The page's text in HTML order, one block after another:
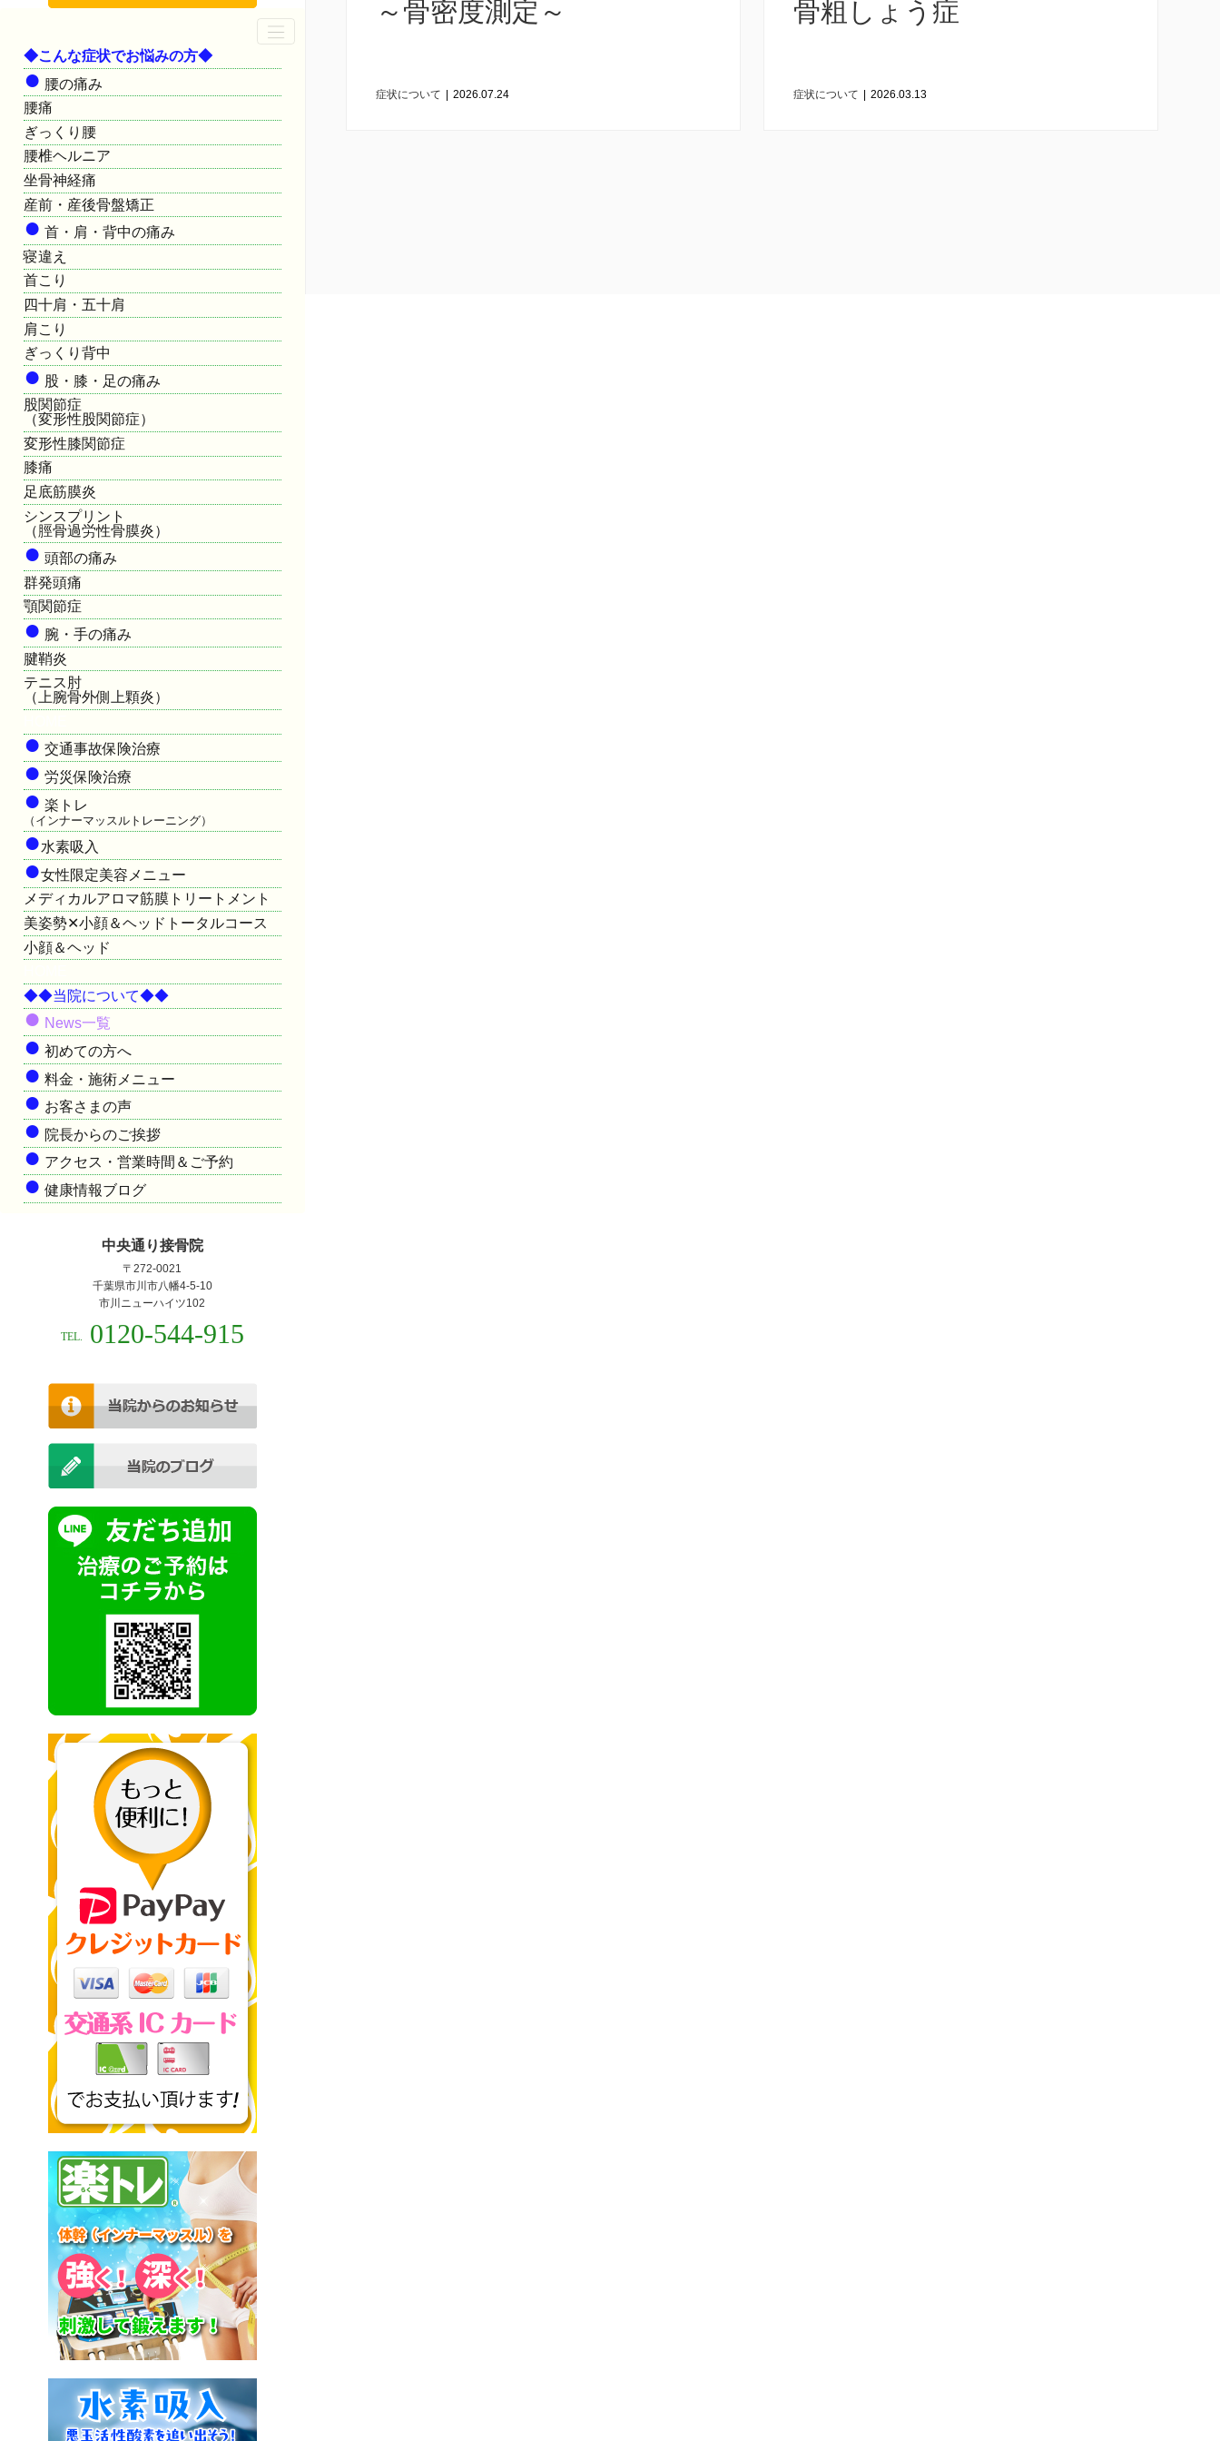
◆こんな症状でお悩みの方◆
● 腰の痛み
腰痛
ぎっくり腰
腰椎ヘルニア
坐骨神経痛
産前・産後骨盤矯正
● 首・肩・背中の痛み
寝違え
首こり
四十肩・五十肩
肩こり
ぎっくり背中
● 股・膝・足の痛み
股関節症
（変形性股関節症）
変形性膝関節症
膝痛
足底筋膜炎
シンスプリント
（脛骨過労性骨膜炎）
● 頭部の痛み
群発頭痛
顎関節症
● 腕・手の痛み
腱鞘炎
テニス肘
（上腕骨外側上顆炎）
● 交通事故保険治療
● 労災保険治療
● 楽トレ
（インナーマッスルトレーニング）
●水素吸入
●女性限定美容メニュー
メディカルアロマ筋膜トリートメント
美姿勢✕小顔＆ヘッドトータルコース
小顔＆ヘッド
◆◆当院について◆◆
● News一覧
● 初めての方へ
● 料金・施術メニュー
● お客さまの声
● 院長からのご挨拶
● アクセス・営業時間＆ご予約
● 健康情報ブログ
中央通り接骨院
〒272-0021
千葉県市川市八幡4-5-10
市川ニューハイツ102
TEL. 0120-544-915
～骨密度測定～
症状について | 2026.07.24
骨粗しょう症
症状について | 2026.03.13